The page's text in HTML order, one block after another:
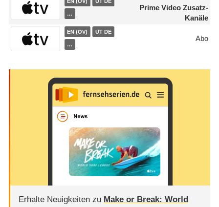
…
Prime Video Zusatz-
Kanäle
EN (OV) UT DE
…
Abo
Erhalte Neuigkeiten zu Make or Break: World